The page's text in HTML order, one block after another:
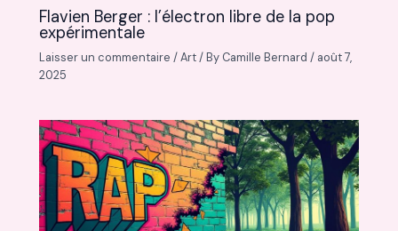
Flavien Berger : l’électron libre de la pop
expérimentale
Laisser un commentaire /Art/ By Camille Bernard/ août 7,
2025